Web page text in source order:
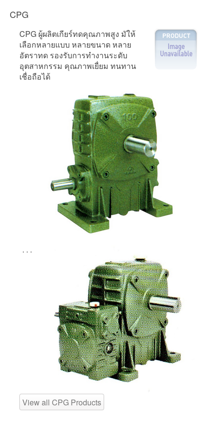
CPG
CPG ผู้ผลิตเกียร์ทดคุณภาพสูง มัให้
เลือกหลายแบบ หลายขนาด หลาย
อัตราทด รองรับการทำงานระดับ
อุตสาหกรรม คุณภาพเยื่ยม ทนทาน
เชื่อถือได้
. . .
View all CPG Products